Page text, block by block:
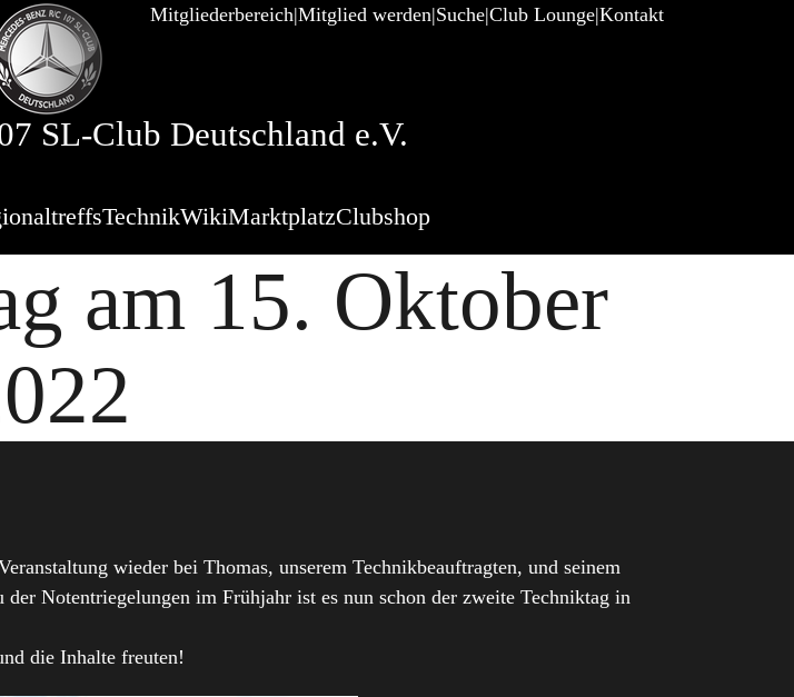
Mitgliederbereich Mitglied werden Suche Club Lounge Kontakt
SL-Club Deutschland e.V.
TechnikWikiMarktplatzClubshop
am 15. Oktober
wieder bei Thomas, unserem Technikbeauftragten, und seinem
Notentriegelungen im Frühjahr ist es nun schon der zweite Techniktag in
die Inhalte freuten!